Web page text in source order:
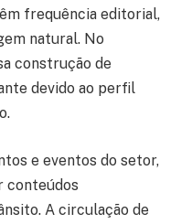
frequência editorial,
natural. No
construção de
devido ao perfil
e eventos do setor,
conteúdos
A circulação de